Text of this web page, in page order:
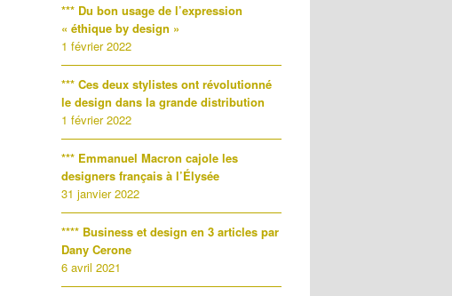
*** Du bon usage de l’expression
« éthique by design »
1 février 2022
*** Ces deux stylistes ont révolutionné
le design dans la grande distribution
1 février 2022
*** Emmanuel Macron cajole les
designers français à l’Élysée
31 janvier 2022
**** Business et design en 3 articles par
Dany Cerone
6 avril 2021